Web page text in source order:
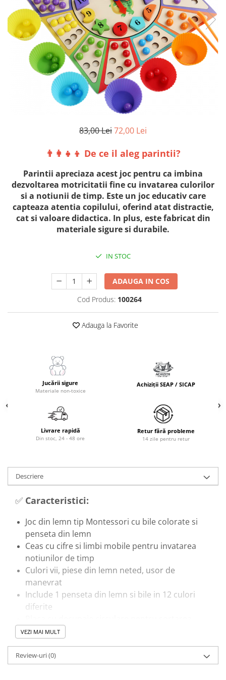
83,00 Lei72,00 Lei
👨‍👩‍👧‍👦 De ce il aleg parintii?
Parintii apreciaza acest joc pentru ca imbina
dezvoltarea motricitatii fine cu invatarea culorilor
si a notiunii de timp. Este un joc educativ care
capteaza atentia copilului, oferind atat distractie,
cat si valoare didactica. In plus, este fabricat din
materiale sigure si durabile.
IN STOC
ADAUGA IN COS
Cod Produs: 100264
Adauga la Favorite
Jucării sigure
Materiale non-toxice
Achiziții SEAP / SICAP
Livrare rapidă
Din stoc, 24 - 48 ore
Retur fără probleme
14 zile pentru retur
Descriere
✅ Caracteristici:
Joc din lemn tip Montessori cu bile colorate si
penseta din lemn
Ceas cu cifre si limbi mobile pentru invatarea
notiunilor de timp
Culori vii, piese din lemn neted, usor de
manevrat
Include 1 penseta din lemn si bile in 12 culori
diferite
bilelor
🎓Beneficii educationale:
VEZI MAI MULT
Review-uri(0)